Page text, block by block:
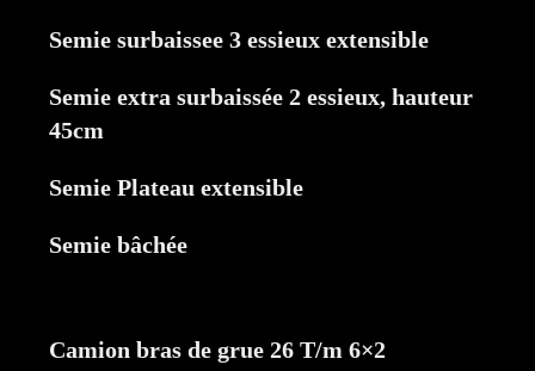
Semie surbaissee 3 essieux extensible
Semie extra surbaissée 2 essieux, hauteur
45cm
Semie Plateau extensible
Semie bâchée
Camion bras de grue 26 T/m 6×2